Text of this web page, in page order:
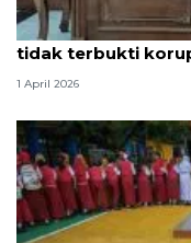
Hakim PN Medan
tidak terbukti
1 April 2026